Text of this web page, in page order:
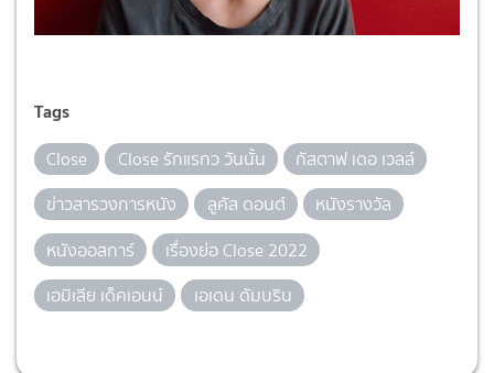
Tags
Close Close รักแรกว วันนั้น
กัสตาฟ เดอ เวลล์
ข่าวสารวงการหนัง
ลูคัส ดอนต์
หนังรางวัล
หนังออสการ์
เรื่องย่อ Close 2022
เอมิเลีย เด็คเอนน์
เอเดน ดัมบริน